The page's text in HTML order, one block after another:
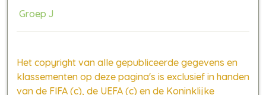
Groep J
Het copyright van alle gepubliceerde gegevens en
klassementen op deze pagina's is exclusief in handen
van de FIFA (c), de UEFA (c) en de Koninklijke